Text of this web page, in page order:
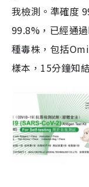
我檢測。準確度
99.8%，已經通
種毒株，包括
樣本，15分鐘知